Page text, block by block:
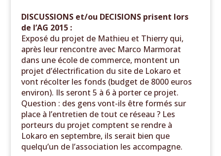
DISCUSSIONS et/ou DECISIONS prisent lors
de l’AG 2015 :
Exposé du projet de Mathieu et Thierry qui,
après leur rencontre avec Marco Marmorat
dans une école de commerce, montent un
projet d’électrification du site de Lokaro et
vont récolter les fonds (budget de 8000 euros
environ). Ils seront 5 à 6 à porter ce projet.
Question : des gens vont-ils être formés sur
place à l’entretien de tout ce réseau ? Les
porteurs du projet comptent se rendre à
Lokaro en septembre, ils serait bien que
quelqu’un de l’association les accompagne.